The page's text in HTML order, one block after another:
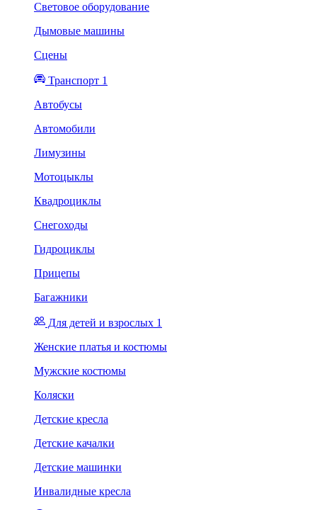
Световое оборудование
Дымовые машины
Сцены
Транспорт 1
Автобусы
Автомобили
Лимузины
Мотоцыклы
Квадроциклы
Снегоходы
Гидроциклы
Прицепы
Багажники
Для детей и взрослых 1
Женские платья и костюмы
Мужские костюмы
Коляски
Детские кресла
Детские качалки
Детские машинки
Инвалидные кресла